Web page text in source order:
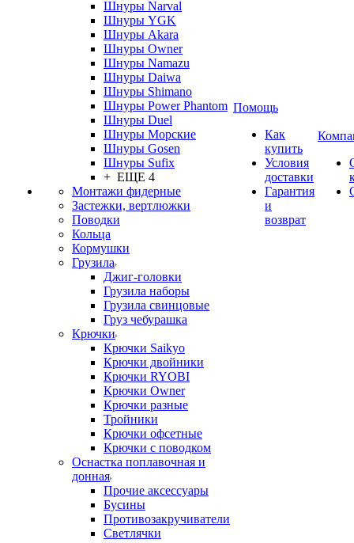
Шнуры Narval
Шнуры YGK
Шнуры Akara
Шнуры Owner
Шнуры Namazu
Шнуры Daiwa
Шнуры Shimano
Шнуры Power Phantom
Шнуры Duel
Шнуры Морские
Шнуры Gosen
Шнуры Sufix
+ ЕЩЕ 4
Монтажи фидерные
Застежки, вертлюжки
Поводки
Кольца
Кормушки
Грузила
Джиг-головки
Грузила наборы
Грузила свинцовые
Груз чебурашка
Крючки
Крючки Saikyo
Крючки двойники
Крючки RYOBI
Крючки Owner
Крючки разные
Тройники
Крючки офсетные
Крючки с поводком
Оснастка поплавочная и
донная
Прочие аксессуары
Бусины
Противозакручиватели
Светлячки
Помощь
Как
купить
Условия
доставки
Гарантия
и
возврат